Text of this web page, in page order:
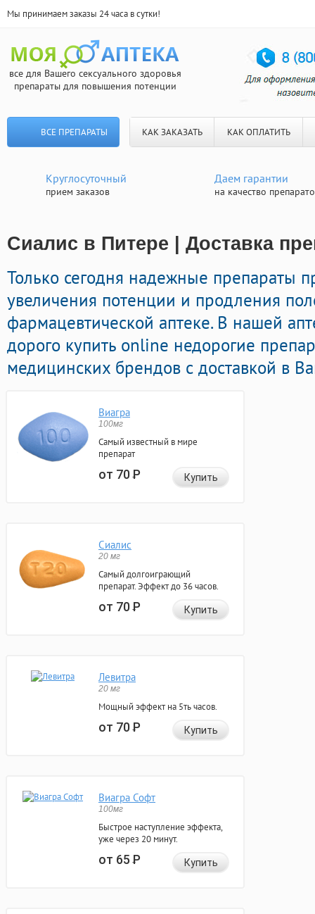
Мы принимаем заказы 24 часа в сутки!
все для Вашего сексуального здоровья
препараты для повышения потенции
ВСЕ ПРЕПАРАТЫ КАК ЗАКАЗАТЬ КАК ОПЛАТИТЬ
Круглосуточный
прием заказов
Даем гарантии
на качество
Сиалис в Питере | Доставка
Только сегодня надежные препараты
увеличения потенции и продления
фармацевтической аптеке. В нашей
дорого купить online недорогие
медицинских брендов с доставкой в
Виагра
100мг
Самый известный в мире
препарат
от 70Р Купить
Сиалис
20 мг
Самый долгоиграющий
препарат. Эффект до 36 часов.
от 70Р Купить
Левитра
20 мг
Мощный эффект на 5ть часов.
от 70Р Купить
Виагра Софт
100мг
Быстрое наступление эффекта,
уже через 20 минут.
от 65Р Купить